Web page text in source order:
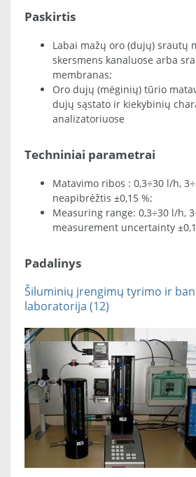
Paskirtis
Labai mažų oro (dujų) srautų
skersmens kanaluose arba
membranas;
Oro dujų (mėginių) tūrio
dujų sąstato ir kiekybinių
analizatoriuose
Techniniai parametrai
Matavimo ribos : 0,3÷30 l/h,
neapibrėžtis ±0,15 %;
Measuring range: 0,3÷30 l/h,
measurement uncertainty
Padalinys
Šiluminių įrengimų tyrimo ir
laboratorija (12)